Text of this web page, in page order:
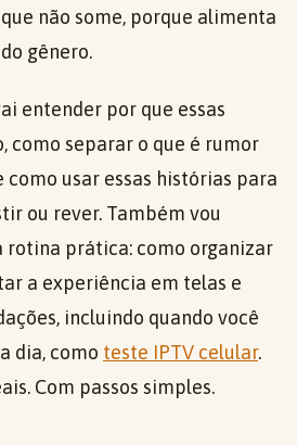
não some, porque alimenta
gênero.
entender por que essas
como separar o que é rumor
como usar essas histórias para
ou rever. Também vou
rotina prática: como organizar
a experiência em telas e
incluindo quando você
dia, como teste IPTV celular.
Com passos simples.